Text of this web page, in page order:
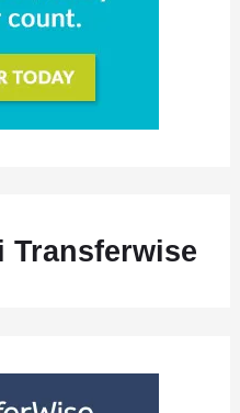
Transferwise